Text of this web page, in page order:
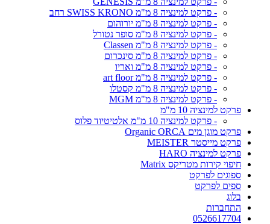
- פרקט למינציה 8 מ"מ SWISS KRONO רחב
- פרקט למינציה 8 מ"מ יורוהום
- פרקט למינציה 8 מ"מ סופר נטורל
- פרקט למינציה 8 מ"מ Classen
- פרקט למינציה 8 מ"מ סינכרום
- פרקט למינציה 8 מ"מ ואריו
- פרקט למינציה 8 מ"מ art floor
- פרקט למינציה 8 מ"מ קסטלו
- פרקט למינציה 8 מ"מ MGM
פרקט למינציה 10 מ"מ
- פרקט למינציה 10 מ"מ אלטיטיוד פלוס
פרקט מוגן מים Organic ORCA
פרקט מייסטר MEISTER
פרקט למינציה HARO
חיפוי קירות מטריקס Matrix
ספוגים לפרקט
ספים לפרקט
בלוג
התחברות
0526617704